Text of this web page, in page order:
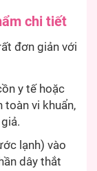
chi tiết
đơn giản với
y tế hoặc
toàn vi khuẩn,
lạnh) vào
dây thắt